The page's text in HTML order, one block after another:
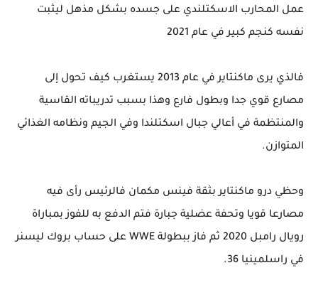
عمل المحارب الاسكتلندي على جسده بشكل مذهل ليثبت
نفسه كنجم كبير في عام 2021
فالذي يرى ماكنتاير في عام 2013 يستغرب كيف تحول إلى
مصارع قوي جدا وبطول فارع وهذا بسبب تدريباته القاسية
والمنتظمة في أعالي جبال اسكتلندا وفي الجيم ونظامه الغذائي
المتوازن.
وحظي درو ماكنتاير بثقة فينس مكمان فالرئيس رأى فيه
مصارعا قويا وتحفة عضلية جبارة فتم الدفع به للفوز بمباراة
رويال رامبل 2020 ثم فاز ببطولة WWE على حساب بروك ليسنر
في راسلمينيا 36.